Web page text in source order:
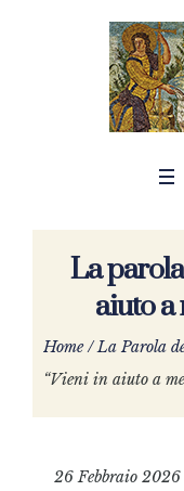
La
aiuto a
Home /La Parola
“Vieni in aiuto a me
26 Febbraio 2026